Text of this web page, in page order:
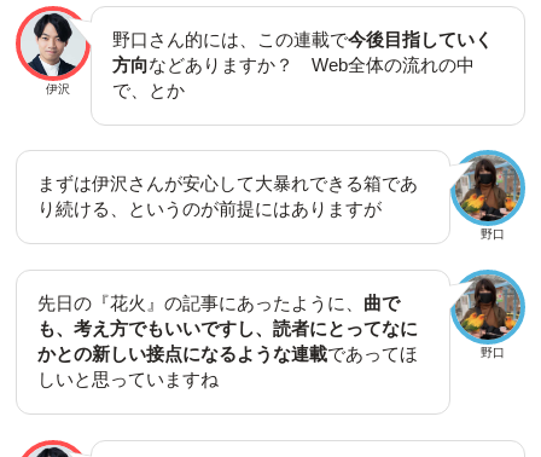
伊沢
野口さん的には、この連載で今後目指していく
方向などありますか？ Web全体の流れの中
で、とか
野口
まずは伊沢さんが安心して大暴れできる箱であ
り続ける、というのが前提にはありますが
野口
先日の『花火』の記事にあったように、 曲で
も、考え方でもいいですし、読者にとってなに
かとの新しい接点になるような連載であってほ
しいと思っていますね